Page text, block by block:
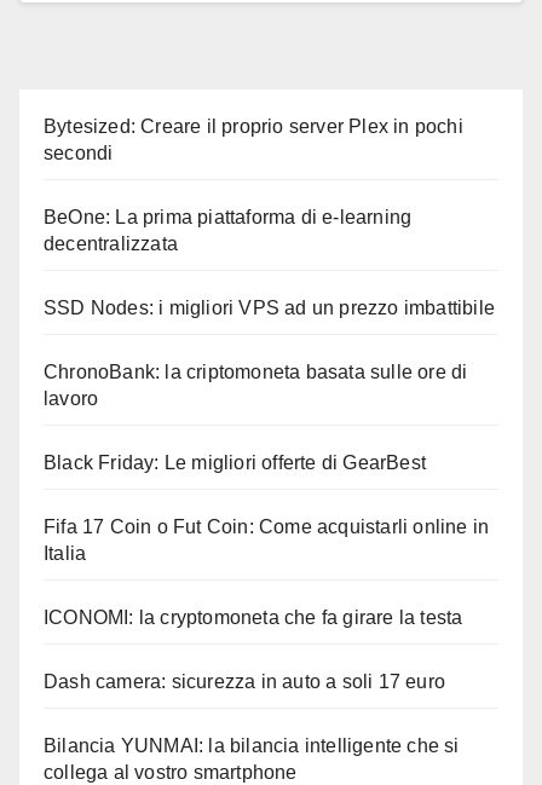
Bytesized: Creare il proprio server Plex in pochi
secondi
BeOne: La prima piattaforma di e-learning
decentralizzata
SSD Nodes: i migliori VPS ad un prezzo imbattibile
ChronoBank: la criptomoneta basata sulle ore di
lavoro
Black Friday: Le migliori offerte di GearBest
Fifa 17 Coin o Fut Coin: Come acquistarli online in
Italia
ICONOMI: la cryptomoneta che fa girare la testa
Dash camera: sicurezza in auto a soli 17 euro
Bilancia YUNMAI: la bilancia intelligente che si
collega al vostro smartphone